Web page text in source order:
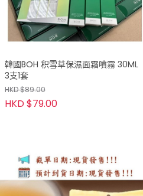
韓國BOH 积雪草保濕面霜噴霧 30ML
3支1套
HKD $89.00
HKD $79.00